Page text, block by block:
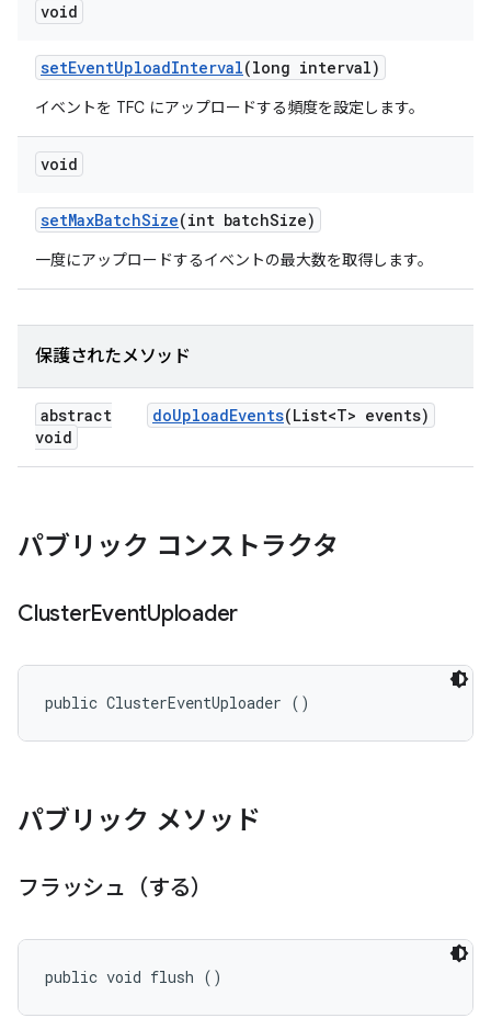
void
setEventUploadInterval(long interval)
イベントを TFC にアップロードする頻度を設定します。
void
setMaxBatchSize(int batchSize)
一度にアップロードするイベントの最大数を取得します。
保護されたメソッド
abstract
void
doUploadEvents(List<T> events)
パブリック コンストラクタ
ClusterEventUploader
public ClusterEventUploader ()
パブリック メソッド
フラッシュ（する）
public void flush ()